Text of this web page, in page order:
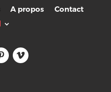
A propos Contact